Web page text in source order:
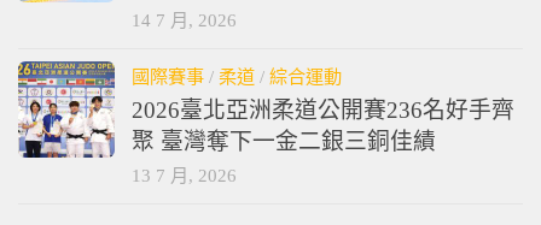
14 7 月, 2026
國際賽事 / 柔道 / 綜合運動
2026臺北亞洲柔道公開賽236名好手齊
聚 臺灣奪下一金二銀三銅佳績
13 7 月, 2026